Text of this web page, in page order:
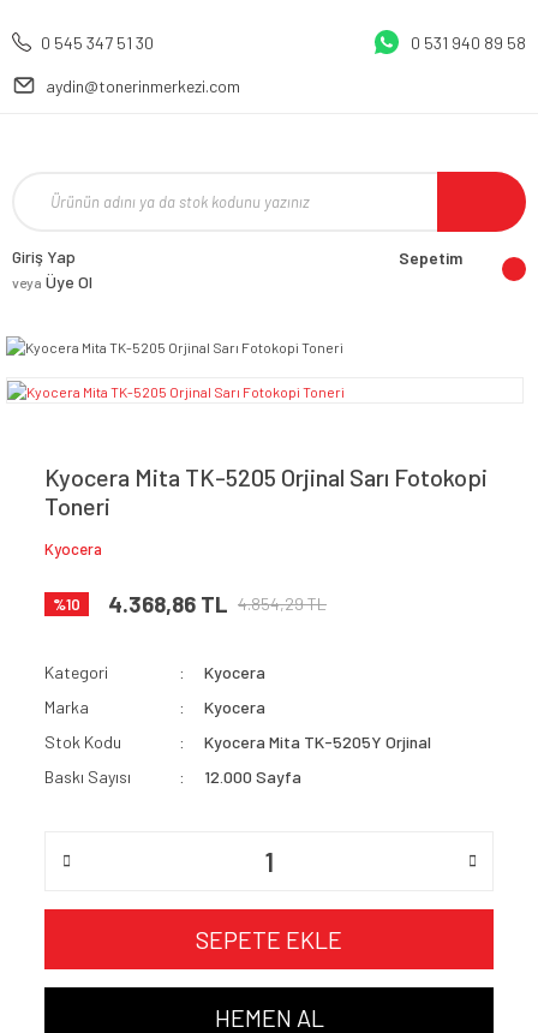
0 545 347 51 30 0 531 940 89 58
aydin@tonerinmerkezi.com
Giriş Yap
veya Üye Ol
Sepetim
Kyocera Mita TK-5205 Orjinal Sarı Fotokopi
Toneri
Kyocera
%10 4.368,86 TL 4.854,29 TL
Kategori
Kyocera
Marka
Kyocera
Stok Kodu
Kyocera Mita TK-5205Y Orjinal
Baskı Sayısı
12.000 Sayfa
SEPETE EKLE
HEMEN AL